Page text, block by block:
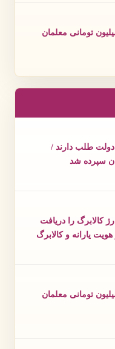
بازپرداخت و سود وام ۳۰۰ میلیون تومانی معلمان
دولت طلب دارند /
سپرده شد
کالابرگ را دریافت
یارانه و کالابرگ
بازپرداخت و سود وام ۳۰۰ میلیون تومانی معلمان